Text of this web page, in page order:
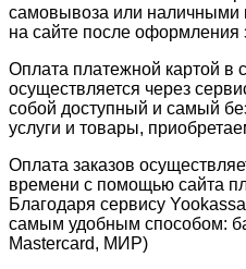
самовывоза или наличными
на сайте после оформления
Оплата платежной картой в
осуществляется через
собой доступный и самый
услуги и товары,
Оплата заказов
времени с помощью сайта
Благодаря сервису
самым удобным способом:
Mastercard, МИР)